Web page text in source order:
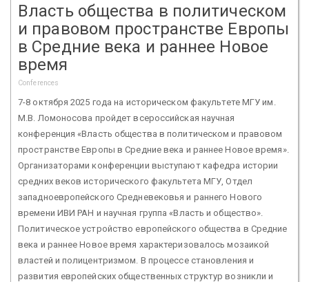
Власть общества в политическом
и правовом пространстве Европы
в Средние века и раннее Новое
время
Conferences
7-8 октября 2025 года на историческом факультете МГУ им.
М.В. Ломоносова пройдет всероссийская научная
конференция «Власть общества в политическом и правовом
пространстве Европы в Средние века и раннее Новое время».
Организаторами конференции выступают кафедра истории
средних веков исторического факультета МГУ, Отдел
западноевропейского Средневековья и раннего Нового
времени ИВИ РАН и научная группа «Власть и общество».
Политическое устройство европейского общества в Средние
века и раннее Новое время характеризовалось мозаикой
властей и полицентризмом. В процессе становления и
развития европейских общественных структур возникли и